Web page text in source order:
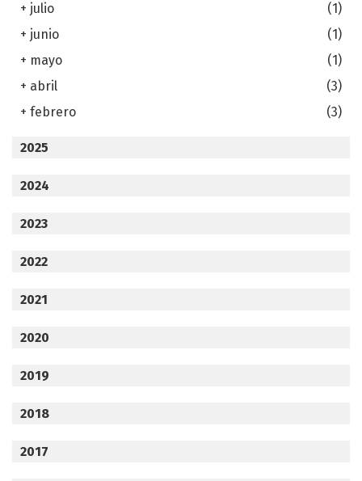
+ julio
(1)
+ junio
(1)
+ mayo
(1)
+ abril
(3)
+ febrero (3)
2025
2024
2023
2022
2021
2020
2019
2018
2017